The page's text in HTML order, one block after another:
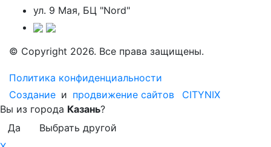
ул. 9 Мая, БЦ "Nord"
© Copyright 2026. Все права защищены.
Политика конфиденциальности
Создание и продвижение сайтов
CITYNIX
Вы из города Казань?
Да
Выбрать другой